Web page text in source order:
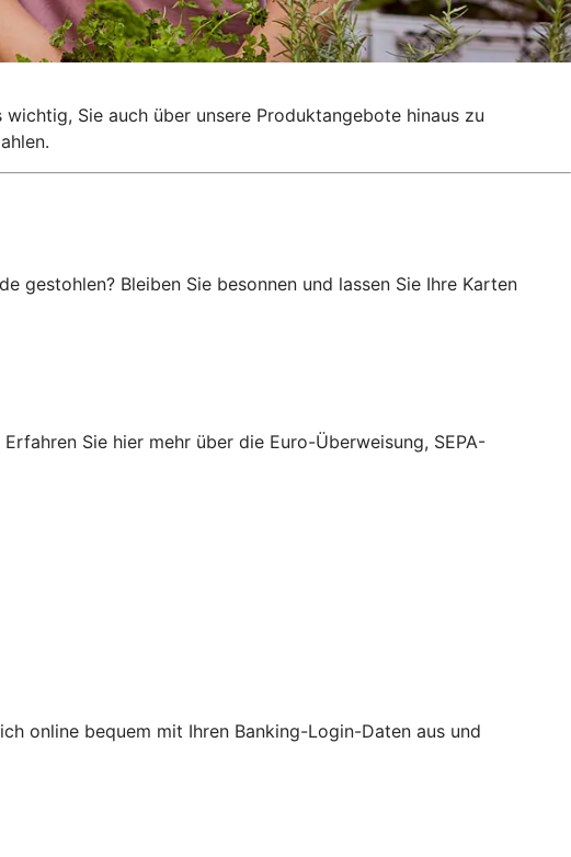
Sie auch über unsere Produktangebote hinaus zu
gestohlen? Bleiben Sie besonnen und lassen Sie Ihre Karten
Sie hier mehr über die Euro-Überweisung, SEPA-
online bequem mit Ihren Banking-Login-Daten aus und